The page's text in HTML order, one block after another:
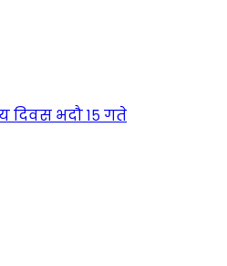
दिवस भदौ १५ गते